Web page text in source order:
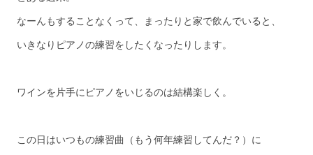
なーんもすることなくって、まったりと家で飲んでいると、
いきなりピアノの練習をしたくなったりします。
ワインを片手にピアノをいじるのは結構楽しく。
この日はいつもの練習曲（もう何年練習してんだ？）に